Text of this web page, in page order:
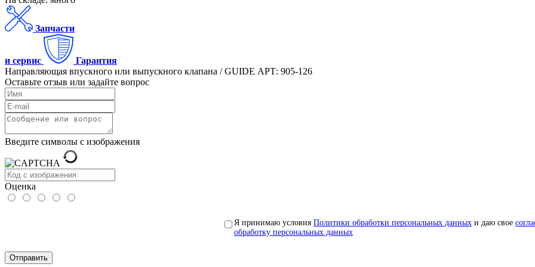
Запчасти
и сервис
Гарантия
Направляющая впускного или выпускного клапана / GUIDE АРТ: 905-126
Оставьте отзыв или задайте вопрос
Введите символы с изображения
Оценка
Я принимаю условия Политики обработки персональных данных и даю свое
обработку персональных данных
Отправить